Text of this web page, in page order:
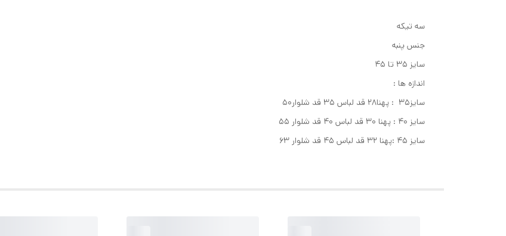
سه تیکه
جنس پنبه
سایز ۳۵ تا ۴۵
اندازه ها :
سایز۳۵ : پهنا۲۸ قد لباس ۳۵ قد شلوار۵۰
سایز ۴۰ : پهنا ۳۰ قد لباس ۴۰ قد شلوار ۵۵
سایز ۴۵ :پهنا ۳۲ قد لباس ۴۵ قد شلوار ۶۳